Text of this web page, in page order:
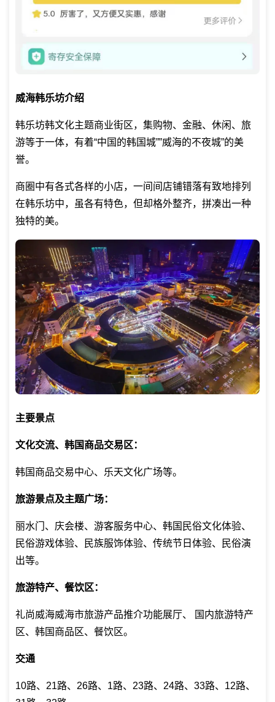
威海韩乐坊介绍
韩乐坊韩文化主题商业街区，集购物、金融、休闲、旅
游等于一体，有着“中国的韩国城””威海的不夜城”的美
誉。
商圈中有各式各样的小店，一间间店铺错落有致地排列
在韩乐坊中，虽各有特色，但却格外整齐，拼凑出一种
独特的美。
主要景点
文化交流、韩国商品交易区：
韩国商品交易中心、乐天文化广场等。
旅游景点及主题广场：
丽水门、庆会楼、游客服务中心、韩国民俗文化体验、
民俗游戏体验、民族服饰体验、传统节日体验、民俗演
出等。
旅游特产、餐饮区：
礼尚威海威海市旅游产品推介功能展厅、 国内旅游特产
区、韩国商品区、餐饮区。
交通
10路、21路、26路、1路、23路、24路、33路、12路、